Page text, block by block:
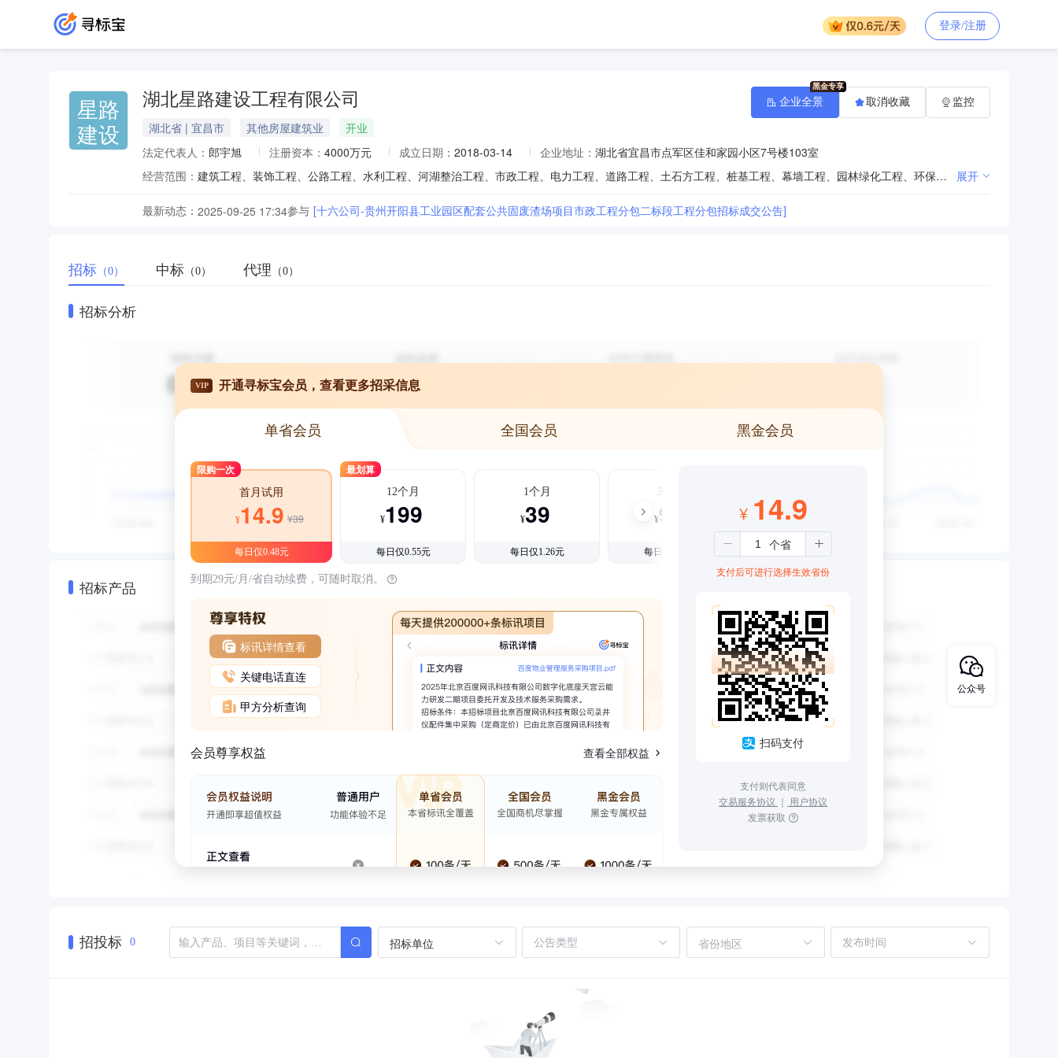
登录/注册
星路
建设
湖北星路建设工程有限公司
湖北省 | 宜昌市 其他房屋建筑业
开业
法定代表人： 郎宇旭 注册资本： 4000万元 成立日期： 2018-03-14 企业地址： 湖北省宜昌市点军区佳和家园小区7号楼103室
经营范围：
建筑工程、装饰工程、公路工程、水利工程、河湖整治工程、市政工程、电力工程、道路工程、土石方工程、桩基工程、幕墙工程、园林绿化工程、环保工程、桥梁工程、隧道工程、照明工程、沥青路面工程、治安监控系统工程施工；钢结构、模板、脚手架安装；为建筑工程提供劳务服务；工程机械设备租赁；建筑材料销售（不含木材）（依法须经批准的项目，经相关部门批准后方可开展经营活动）++ 展开
最新动态： 2025-09-25 17:34参与 [十六公司-贵州开阳县工业园区配套公共固废渣场项目市政工程分包二标段工程分包招标成交公告]
企业全景 取消收藏 监控
招标 （0） 中标 （0） 代理 （0）
招标分析
招标产品
VIP 开通寻标宝会员，查看更多招采信息
单省会员 全国会员 黑金会员
限购一次
首月试用
¥14.9 ¥39
每日仅0.48元
最划算
12个月
¥199
每日仅0.55元
1个月
¥39
每日仅1.26元
3个月
¥99
每日仅1.08元
到期29元/月/省自动续费，可随时取消。
标讯详情查看
关键电话直连
甲方分析查询
会员尊享权益 查看全部权益
¥ 14.9
支付后可进行选择生效省份
扫码支付
支付则代表同意
交易服务协议 ｜ 用户协议
发票获取
招投标 0 招标单位 省份地区
公众号